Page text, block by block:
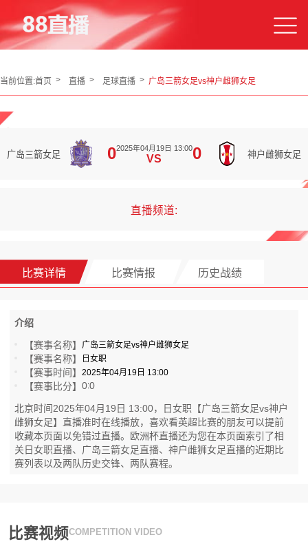
当前位置:首页 直播 足球直播 广岛三箭女足vs神户雌狮女足
广岛三箭女足 02025年04月19日 13:00
VS 0 神户雌狮女足
直播频道:
比赛详情 比赛情报 历史战绩
介绍
【赛事名称】广岛三箭女足vs神户雌狮女足
【赛事名称】 日女职
【赛事时间】2025年04月19日 13:00
【赛事比分】0:0
北京时间2025年04月19日 13:00，日女职【广岛三箭女足vs神户
雌狮女足】直播准时在线播放，喜欢看英超比赛的朋友可以提前
收藏本页面以免错过直播。欧洲杯直播还为您在本页面索引了相
关日女职直播、广岛三箭女足直播、神户雌狮女足直播的近期比
赛列表以及两队历史交锋、两队赛程。
比赛视频COMPETITION VIDEO